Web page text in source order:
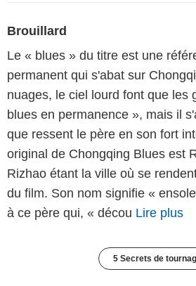
Brouillard
Le « blues » du titre est une
permanent qui s'abat sur
nuages, le ciel lourd font que les
blues en permanence », mais il
que ressent le père en son fort
original de Chongqing Blues est
Rizhao étant la ville où se
du film. Son nom signifie «
à ce père qui, « décou Lire plus
5 Secrets de